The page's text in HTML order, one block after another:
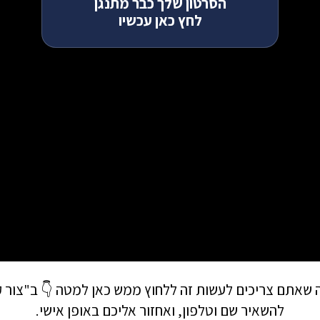
לחץ כאן עכשיו
שאתם צריכים לעשות זה ללחוץ ממש כאן למטה 👇
להשאיר שם וטלפון, ואחזור אליכם באופן אישי.